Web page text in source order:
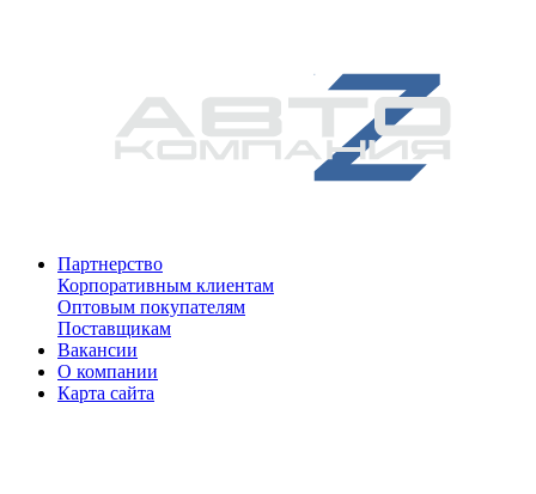
Партнерство
Корпоративным клиентам
Оптовым покупателям
Поставщикам
Вакансии
О компании
Карта сайта